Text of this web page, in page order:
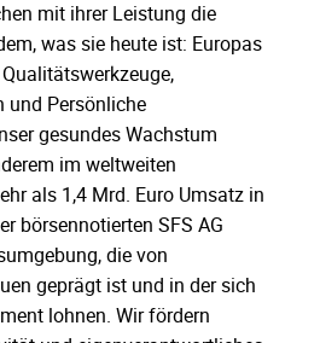
mit ihrer Leistung die
was sie heute ist: Europas
und Persönliche
gesundes Wachstum
im weltweiten
als 1,4 Mrd. Euro Umsatz in
börsennotierten SFS AG
die von
geprägt ist und in der sich
lohnen. Wir fördern